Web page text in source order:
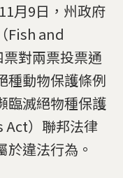
月9日，州政府
Fish and
對兩票投票通
種動物保護條例
臨滅絕物種保護
Act）聯邦法律
違法行為。